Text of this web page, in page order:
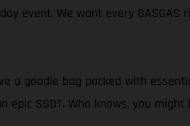
event. We want every
a goodie bag packed with
SSDT. Who knows, you